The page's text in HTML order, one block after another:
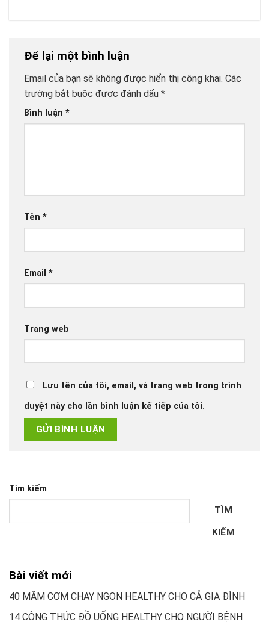
Để lại một bình luận
Email của bạn sẽ không được hiển thị công khai. Các
trường bắt buộc được đánh dấu *
Bình luận *
Tên *
Email *
Trang web
Lưu tên của tôi, email, và trang web trong trình
duyệt này cho lần bình luận kế tiếp của tôi.
Tìm kiếm
TÌM
KIẾM
Bài viết mới
40 MÂM CƠM CHAY NGON HEALTHY CHO CẢ GIA ĐÌNH
14 CÔNG THỨC ĐỒ UỐNG HEALTHY CHO NGƯỜI BỆNH